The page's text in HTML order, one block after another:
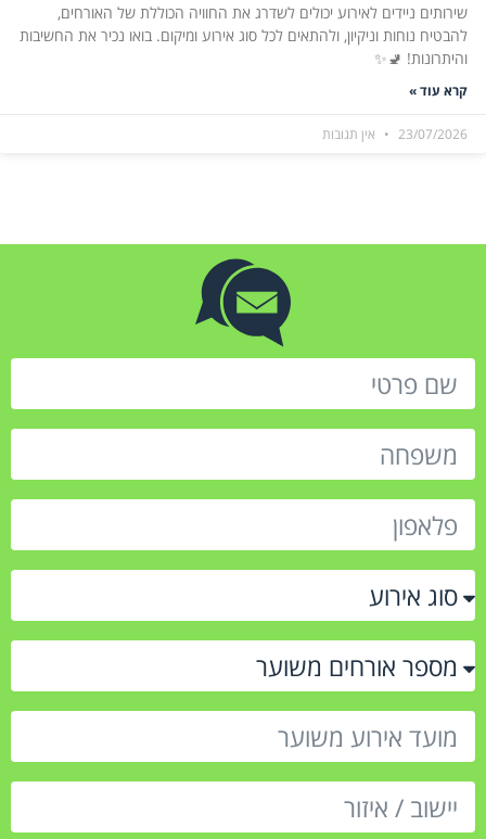
שירותים ניידים לאירוע יכולים לשדרג את החוויה הכוללת של האורחים,
להבטיח נוחות וניקיון, ולהתאים לכל סוג אירוע ומיקום. בואו נכיר את החשיבות
והיתרונות! 🚽✨
קרא עוד »
23/07/2026 אין תגובות